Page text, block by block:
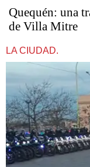
Quequén: una
de Villa Mitre
LA CIUDAD.